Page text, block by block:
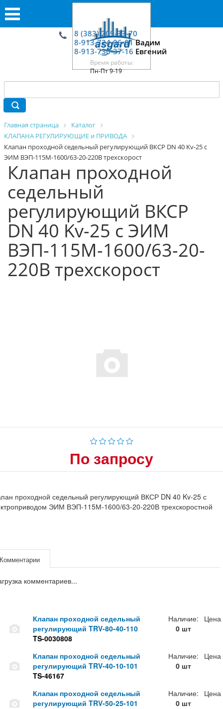
8 (383) 209-33-70
8-913-724-06-01Вадим
8-913-730-37-16 Евгений
Время работы:
Пн-Пт 9-19
Главная страница
Каталог
КЛАПАНА РЕГУЛИРУЮЩИЕ и ПРИВОДА
Клапан проходной седельный регулирующий ВКСР DN 40 Kv-25 c
ЭИМ ВЭП-115М-1600/63-20-220В трехскорост
Клапан проходной
седельный
регулирующий ВКСР
DN 40 Kv-25 c ЭИМ
ВЭП-115М-1600/63-20-
220В трехскорост
По запросу
проходной седельный регулирующий ВКСР DN 40 Kv-25 с
ЭИМ ВЭП-115М-1600/63-20-220В трехскоростной
комментариев...
Клапан проходной седельный
регулирующий TRV-80-40-110
TS-0030808
Наличие:
0 шт
Цена
Клапан проходной седельный
регулирующий TRV-40-10-101
TS-46167
Наличие:
0 шт
Цена
Клапан проходной седельный
регулирующий TRV-50-25-101
Наличие:
0 шт
Цена